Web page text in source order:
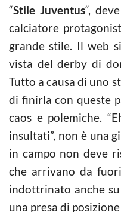
“Stile Juventus“,
calciatore
grande stile. Il web
vista del derby di
Tutto a causa di uno
di finirla con queste
caos e polemiche.
insultati”, non è una
in campo non deve
che arrivano da
indottrinato anche
una presa di